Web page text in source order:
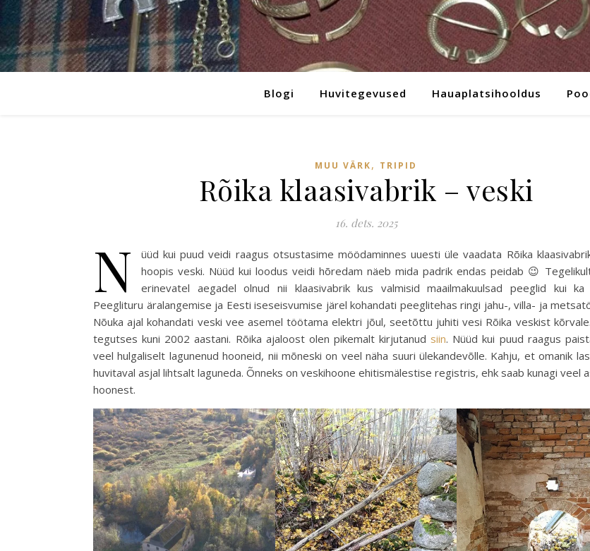
Blogi Huvitegevused Hauaplatsihooldus
MUU VÄRK, TRIPID
Rõika klaasivabrik – veski
16. dets. 2025
N
üüd kui puud veidi raagus otsustasime möödaminnes uuesti üle vaadata Rõika
hoopis veski. Nüüd kui loodus veidi hõredam näeb mida padrik endas peidab 😉
erinevatel aegadel olnud nii klaasivabrik kus valmisid maailmakuulsad peeglid kui ka
Peeglituru äralangemise ja Eesti iseseisvumise järel kohandati peeglitehas ringi jahu-, villa- ja
Nõuka ajal kohandati veski vee asemel töötama elektri jõul, seetõttu juhiti vesi Rõika veskist
tegutses kuni 2002 aastani. Rõika ajaloost olen pikemalt kirjutanud siin. Nüüd kui puud raagus
veel hulgaliselt lagunenud hooneid, nii mõneski on veel näha suuri ülekandevõlle. Kahju, et omanik
huvitaval asjal lihtsalt laguneda. Õnneks on veskihoone ehitismälestise registris, ehk saab kunagi veel
hoonest.